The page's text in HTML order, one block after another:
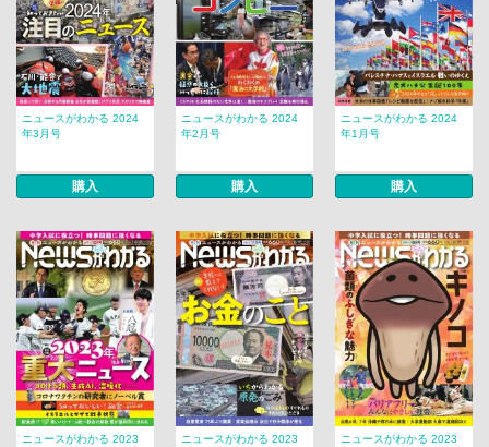
ニュースがわかる 2024
年3月号
購入
ニュースがわかる 2024
年2月号
購入
ニュースがわかる 2024
年1月号
購入
ニュースがわかる 2023
ニュースがわかる 2023
ニュースがわかる 2023